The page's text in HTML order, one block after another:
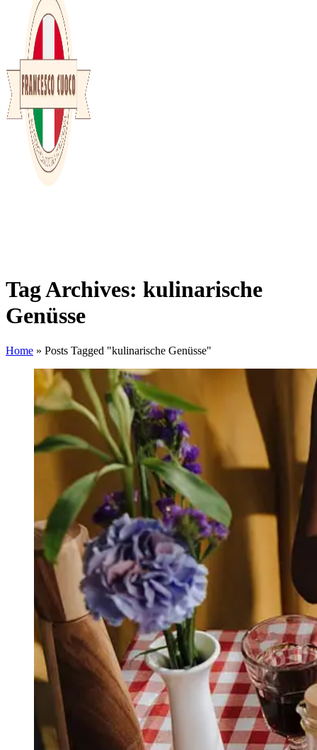
Tag Archives: kulinarische
Genüsse
Home » Posts Tagged "kulinarische Genüsse"